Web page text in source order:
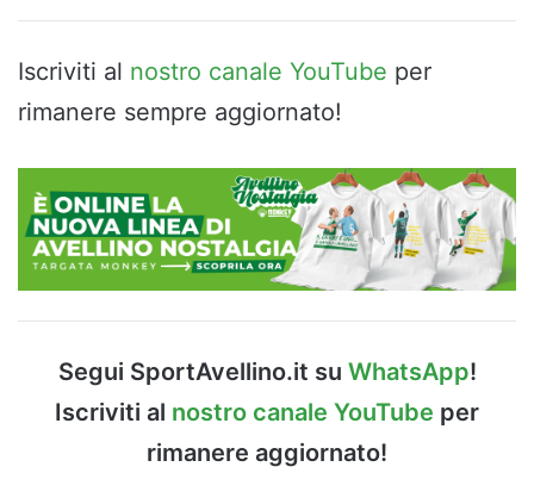
Iscriviti al nostro canale YouTube per
rimanere sempre aggiornato!
Segui SportAvellino.it su WhatsApp!
Iscriviti al nostro canale YouTube per
rimanere aggiornato!